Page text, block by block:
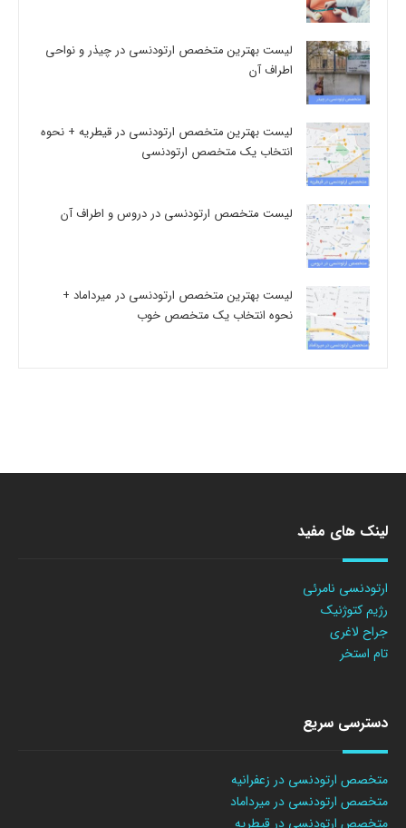
لیست بهترین متخصص ارتودنسی در چیذر و نواحی
اطراف آن
لیست بهترین متخصص ارتودنسی در قیطریه + نحوه
انتخاب یک متخصص ارتودنسی
لیست متخصص ارتودنسی در دروس و اطراف آن
لیست بهترین متخصص ارتودنسی در میرداماد +
نحوه انتخاب یک متخصص خوب
لینک های مفید
ارتودنسی نامرئی
رژیم کتوژنیک
جراح لاغری
تام استخر
دسترسی سریع
متخصص ارتودنسی در زعفرانیه
متخصص ارتودنسی در میرداماد
متخصص ارتودنسی در قیطریه